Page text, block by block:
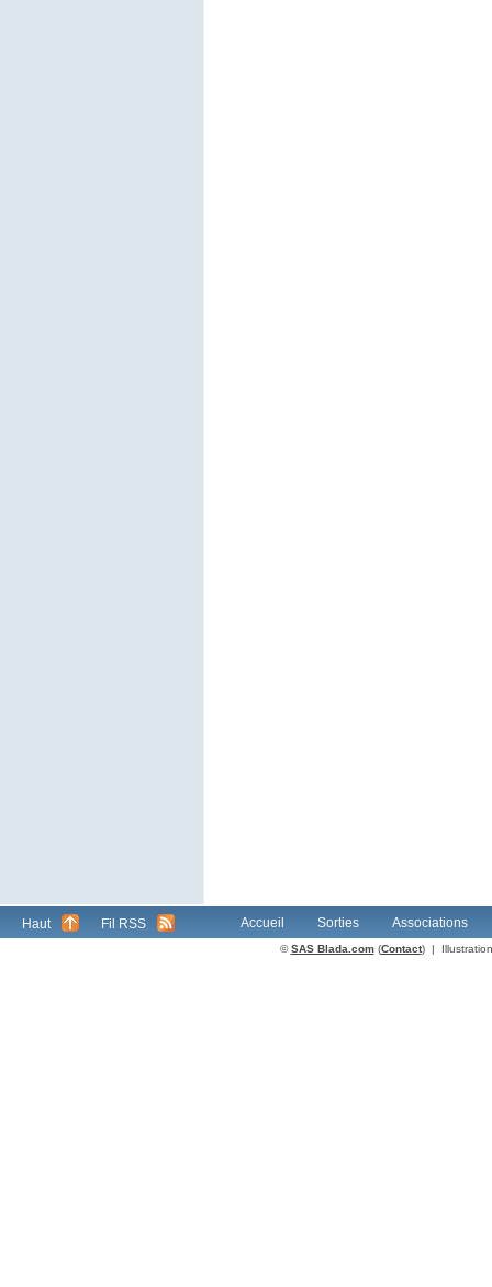
Haut Fil RSS Accueil Sorties Associations
©SAS Blada.com(Contact) |